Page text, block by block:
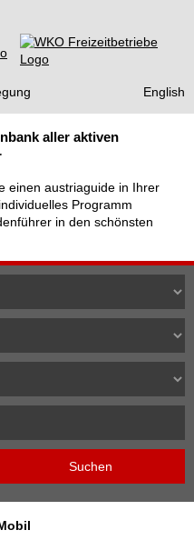
English
aller aktiven
einen austriaguide in Ihrer
Programm
in den schönsten